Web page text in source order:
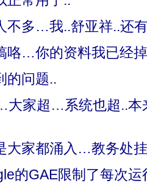
不多…我..舒亚祥..还
咯…你的资料我已经
的问题..
家超…系统也超..本
大家都涌入…教务处
的GAE限制了每次